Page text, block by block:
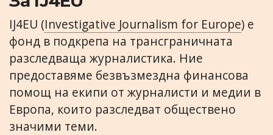
IJ4EU (Investigative Journalism for Europe) е
фонд в подкрепа на трансграничната
разследваща журналистика. Ние
предоставяме безвъзмездна финансова
помощ на екипи от журналисти и медии в
Европа, които разследват обществено
значими теми.